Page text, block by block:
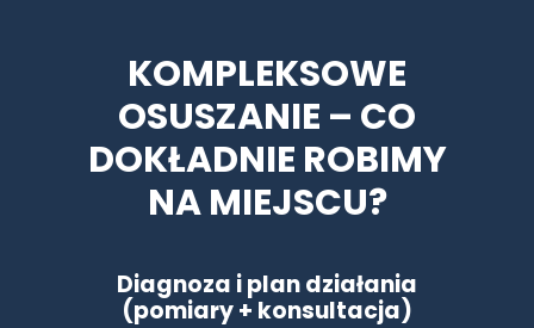
Diagnoza i plan działania
(pomiary + konsultacja)
KOMPLEKSOWE
OSUSZANIE – CO
DOKŁADNIE ROBIMY
NA MIEJSCU?